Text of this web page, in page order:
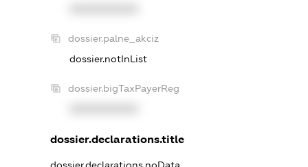
dossier.palne_akciz
dossier.notInList
dossier.bigTaxPayerReg
dossier.declarations.title